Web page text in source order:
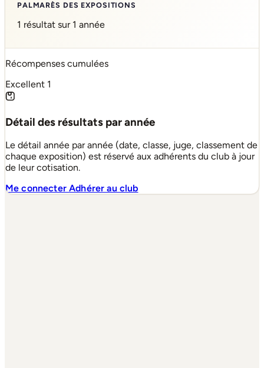
PALMARÈS DES EXPOSITIONS
1 résultat sur 1 année
Récompenses cumulées
Excellent 1
Détail des résultats par année
Le détail année par année (date, classe, juge, classement de
chaque exposition) est réservé aux adhérents du club à jour
de leur cotisation.
Me connecterAdhérer au club